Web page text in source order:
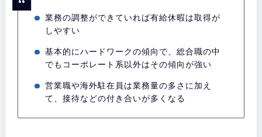
業務の調整ができていれば有給休暇は取得が
しやすい
基本的にハードワークの傾向で、総合職の中
でもコーポレート系以外はその傾向が強い
営業職や海外駐在員は業務量の多さに加え
て、接待などの付き合いが多くなる